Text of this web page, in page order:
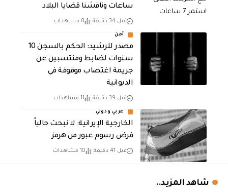
ساعات وناقشنا قضايا البلاد
قبل 34 دقيقة 8 مشاهدات
أمن
مصدر للرشيد: الحكم بالسجن 10
سنوات لضابط ومنتسبين عن
جريمة اغتصاب موقوفة في
الديوانية
قبل 39 دقيقة 11 مشاهدات
عربي ودولي
الخارجية الإيرانية: لا نبحث حالياً
فرض رسوم عبور من هرمز
قبل 41 دقيقة 10 مشاهدات
شاهد المزيد..